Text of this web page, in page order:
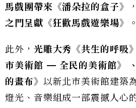
馬戲團帶來《潘朵拉的盒子》
之門呈獻《狂歡馬戲遊樂場》
。
此外， 光雕大秀《共生的呼吸
市美術館 — 全民的美術館》
的畫布》 以新北市美術館建築
燈光、音樂組成一部震撼人心